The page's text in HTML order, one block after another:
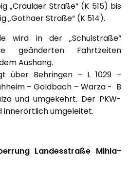
„Craulaer Straße“ (K 515) bis
„Gothaer Straße“ (K 514).
wird in der „Schulstraße“
Fahrtzeiten
Aushang.
über Behringen – L 1029 –
– Goldbach – Warza - B
und umgekehrt. Der PKW-
innerörtlich umgeleitet.
Landesstraße Mihla-